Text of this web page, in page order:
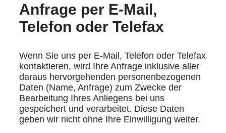
Anfrage per E-Mail,
Telefon oder Telefax
Wenn Sie uns per E-Mail, Telefon oder Telefax
kontaktieren, wird Ihre Anfrage inklusive aller
daraus hervorgehenden personenbezogenen
Daten (Name, Anfrage) zum Zwecke der
Bearbeitung Ihres Anliegens bei uns
gespeichert und verarbeitet. Diese Daten
geben wir nicht ohne Ihre Einwilligung weiter.